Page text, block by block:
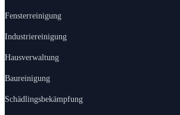
Fensterreinigung
Industriereinigung
Hausverwaltung
Baureinigung
Schädlingsbekämpfung